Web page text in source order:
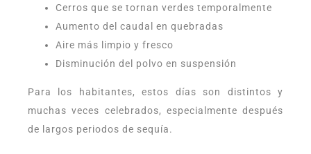
Cerros que se tornan verdes temporalmente
Aumento del caudal en quebradas
Aire más limpio y fresco
Disminución del polvo en suspensión
Para los habitantes, estos días son distintos y
muchas veces celebrados, especialmente después
de largos periodos de sequía.